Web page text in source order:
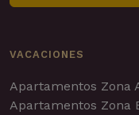
VACACIONES
Apartamentos Zona
Apartamentos Zona